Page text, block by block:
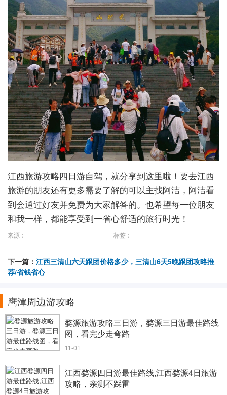
江西旅游攻略四日游自驾，就分享到这里啦！要去江西
旅游的朋友还有更多需要了解的可以主找阿洁，阿洁看
到会通过好友并免费为大家解答的。也希望每一位朋友
和我一样，都能享受到一省心舒适的旅行时光！
来源： 标签：
下一篇： 江西三清山六天跟团价格多少，三清山6天5晚跟团攻略推
荐/省钱省心
鹰潭周边游攻略
婺源旅游攻略三日游，婺源三日游最佳路线
图，看完少走弯路
11-01
江西婺源四日游最佳路线,江西婺源4日旅游
攻略，亲测不踩雷